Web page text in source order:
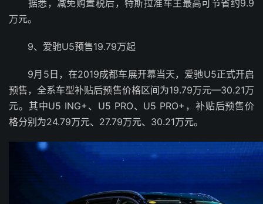
据悉，减免购置税后，特斯拉准车主最高可节省约9.9
万元。
9、爱驰U5预售19.79万起
9月5日，在2019成都车展开幕当天，爱驰U5正式开启
预售，全系车型补贴后预售价格区间为19.79万元—30.21万
元。其中U5 ING+、U5 PRO、U5 PRO+，补贴后预售价
格分别为24.79万元、27.79万元、30.21万元。